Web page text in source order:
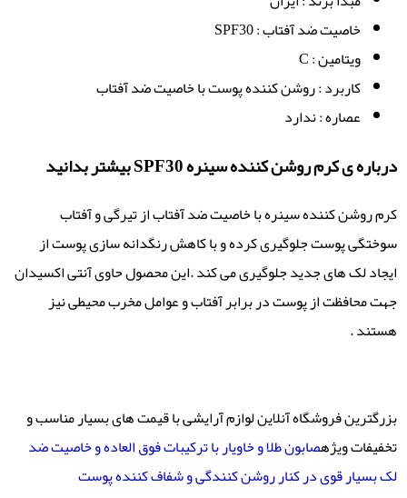
خاصیت ضد آفتاب : SPF30
ویتامین : C
کاربرد : روشن کننده پوست با خاصیت ضد آفتاب
عصاره : ندارد
درباره ی کرم روشن کننده سینره SPF30 بیشتر بدانید
کرم روشن کننده سینره با خاصیت ضد آفتاب از تیرگی و آفتاب
سوختگی پوست جلوگیری کرده و با کاهش رنگدانه سازی پوست از
ایجاد لک های جدید جلوگیری می کند .این محصول حاوی آنتی اکسیدان
جهت محافظت از پوست در برابر آفتاب و عوامل مخرب محیطی نیز
هستند .
بزرگترین فروشگاه آنلاین لوازم آرایشی با قیمت های بسیار مناسب و
تخفیفات ویژهصابون طلا و خاویار با ترکیبات فوق العاده و خاصیت ضد
لک بسیار قوی در کنار روشن کنندگی و شفاف کننده پوست